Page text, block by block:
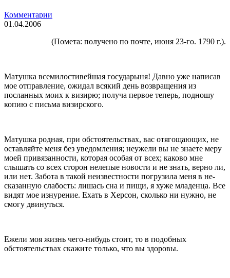
Комментарии
01.04.2006
(Помета: получено по почте, июня 23-го. 1790 г.).
Матушка всемилостивейшая государыня! Давно уже написав
мое отправление, ожидал всякий день возвращения из
посланных моих к визирю; получа пер­вое теперь, подношу
копию с письма визирского.
Матушка родная, при обстоятельствах, вас отягощающих, не
оставляйте меня без уведомления; не­ужели вы не знаете меру
моей привязанности, которая особая от всех; каково мне
слышать со всех сторон нелепые новости и не знать, верно ли,
или нет. Забота в такой неизвестности погрузила меня в не­
сказанную слабость: лишась сна и пищи, я хуже мла­денца. Все
видят мое изнурение. Ехать в Херсон, сколько ни нужно, не
смогу двинуться.
Ежели моя жизнь чего-нибудь стоит, то в подобных
обстоятельствах скажите только, что вы здо­ровы.